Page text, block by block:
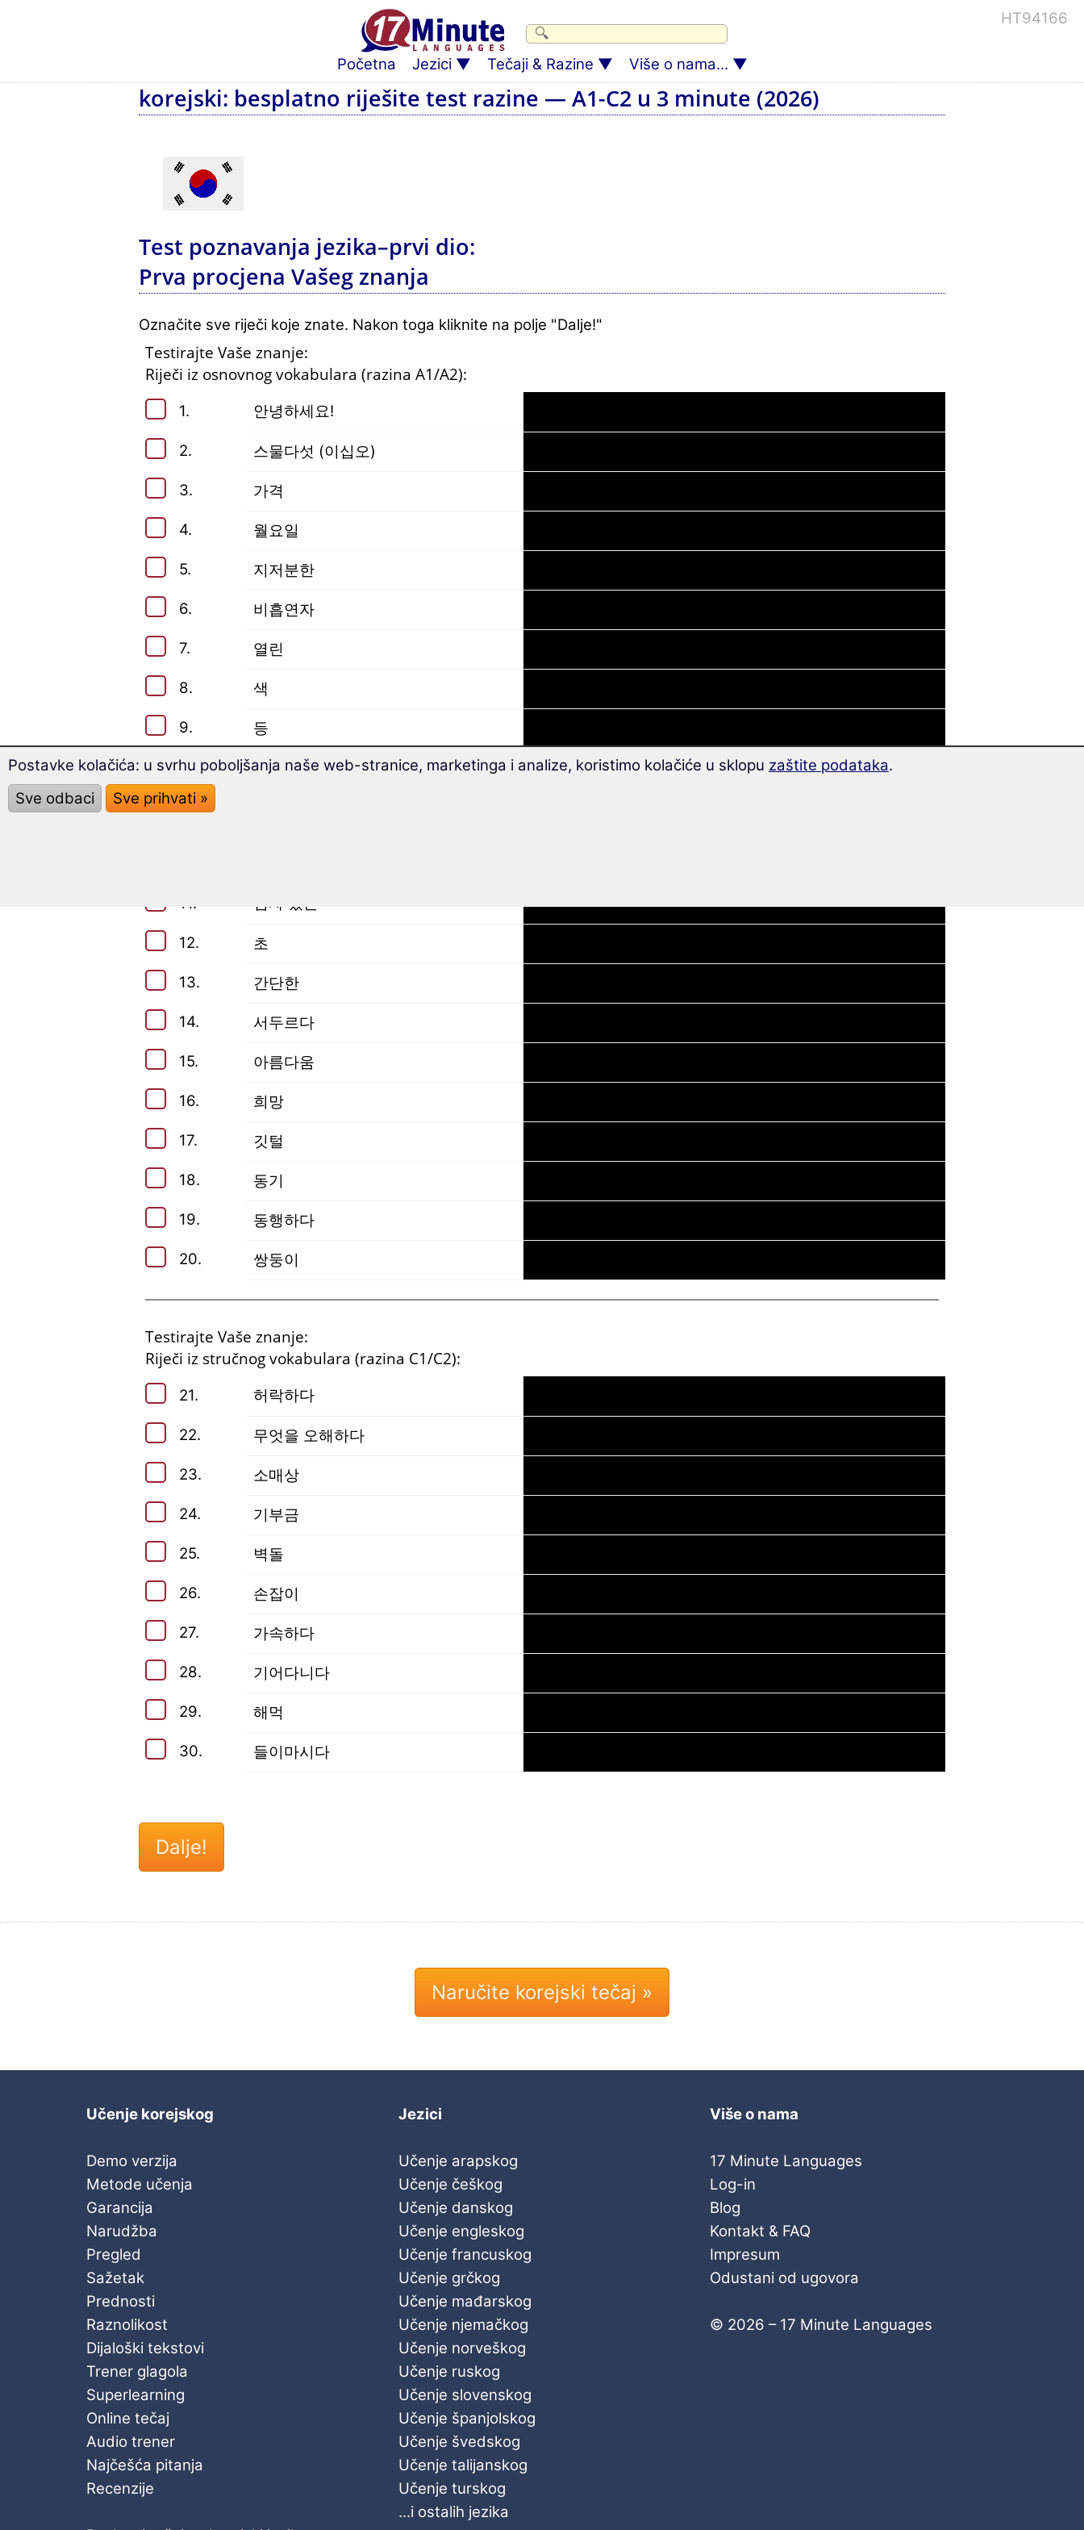
Početna Jezici Tečaji & Razine Više o nama...
HT94166
korejski: besplatno riješite test razine — A1-C2 u 3 minute (2026)
Test poznavanja jezika–prvi dio:
Prva procjena Vašeg znanja
Označite sve riječi koje znate. Nakon toga kliknite na polje "Dalje!"
Testirajte Vaše znanje:
Riječi iz osnovnog vokabulara (razina A1/A2):
1. 안녕하세요!
2. 스물다섯 (이십오)
3. 가격
4. 월요일
5. 지저분한
6. 비흡연자
7. 열린
8. 색
9. 등
10. 채우다
11. 임자 있는
12. 초
13. 간단한
14. 서두르다
15. 아름다움
16. 희망
17. 깃털
18. 동기
19. 동행하다
20. 쌍둥이
Testirajte Vaše znanje:
Riječi iz stručnog vokabulara (razina C1/C2):
21. 허락하다
22. 무엇을 오해하다
23. 소매상
24. 기부금
25. 벽돌
26. 손잡이
27. 가속하다
28. 기어다니다
29. 해먹
30. 들이마시다
Naručite korejski tečaj »
Učenje korejskog
Demo verzija
Metode učenja
Garancija
Narudžba
Pregled
Sažetak
Prednosti
Raznolikost
Dijaloški tekstovi
Trener glagola
Superlearning
Online tečaj
Audio trener
Najčešća pitanja
Recenzije
Jezici
Učenje arapskog
Učenje češkog
Učenje danskog
Učenje engleskog
Učenje francuskog
Učenje grčkog
Učenje mađarskog
Učenje njemačkog
Učenje norveškog
Učenje ruskog
Učenje slovenskog
Učenje španjolskog
Učenje švedskog
Učenje talijanskog
Učenje turskog
...i ostalih jezika
Više o nama
17 Minute Languages
Log-in
Blog
Kontakt & FAQ
Impresum
Odustani od ugovora
© 2026 – 17 Minute Languages
Postavke kolačića: u svrhu poboljšanja naše web-stranice, marketinga i analize, koristimo kolačiće u sklopu zaštite podataka.
Sve odbaci
Sve prihvati »